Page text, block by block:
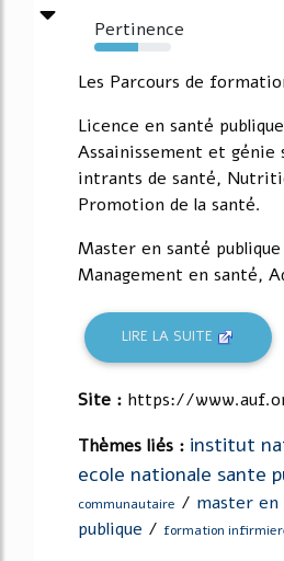
Pertinence
57%
Les Parcours de
Licence en santé
Assainissement et génie
intrants de santé,
Promotion de la santé.
Master en santé
Management en santé,
LIRE LA SUITE
Site : https://
Thèmes liés : institut
ecole nationale sante
communautaire / master en
publique / formation